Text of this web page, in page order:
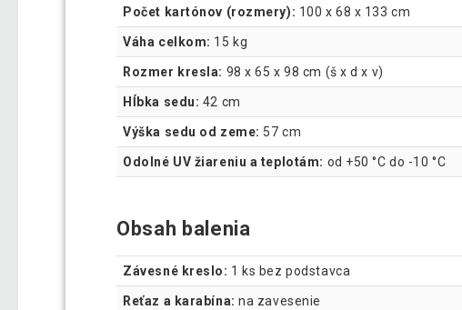
Počet kartónov (rozmery): 100 x 68 x 133 cm
Váha celkom: 15 kg
Rozmer kresla: 98 x 65 x 98 cm (š x d x v)
Hĺbka sedu: 42 cm
Výška sedu od zeme: 57 cm
Odolné UV žiareniu a teplotám: od +50 °C do -10 °C
Obsah balenia
Závesné kreslo: 1 ks bez podstavca
Reťaz a karabína: na zavesenie